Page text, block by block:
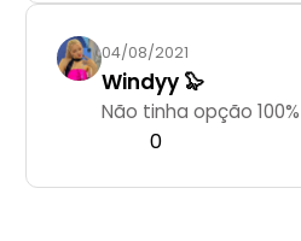
04/08/2021
Windyy 🦭
Não tinha opção
0